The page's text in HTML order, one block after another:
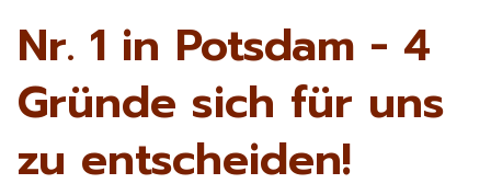
Nr. 1 in Potsdam - 4
Gründe sich für uns
zu entscheiden!